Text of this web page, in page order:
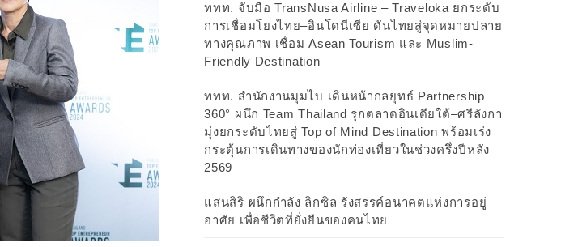
ททท. จับมือ TransNusa Airline – Traveloka ยกระดับ
การเชื่อมโยงไทย–อินโดนีเซีย ดันไทยสู่จุดหมายปลาย
ทางคุณภาพ เชื่อม Asean Tourism และ Muslim-
Friendly Destination
ททท. สำนักงานมุมไบ เดินหน้ากลยุทธ์ Partnership
360° ผนึก Team Thailand รุกตลาดอินเดียใต้–ศรีลังกา
มุ่งยกระดับไทยสู่ Top of Mind Destination พร้อมเร่ง
กระตุ้นการเดินทางของนักท่องเที่ยวในช่วงครึ่งปีหลัง
2569
แสนสิริ ผนึกกำลัง ลิกซิล รังสรรค์อนาคตแห่งการอยู่
อาศัย เพื่อชีวิตที่ยั่งยืนของคนไทย